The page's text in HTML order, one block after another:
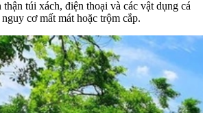
túi xách, điện thoại và các vật dụng cá
cơ mất mát hoặc trộm cắp.